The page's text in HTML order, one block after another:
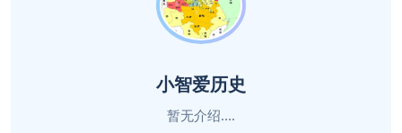
小智爱历史
暂无介绍....